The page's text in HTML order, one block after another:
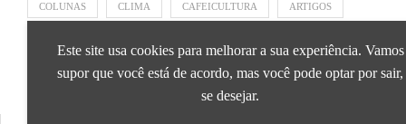
COLUNAS CLIMA CAFEICULTURA ARTIGOS
APRESENTADO POR BRAPEX
Este site usa cookies para melhorar a sua experiência. Vamos
supor que você está de acordo, mas você pode optar por sair,
se desejar.